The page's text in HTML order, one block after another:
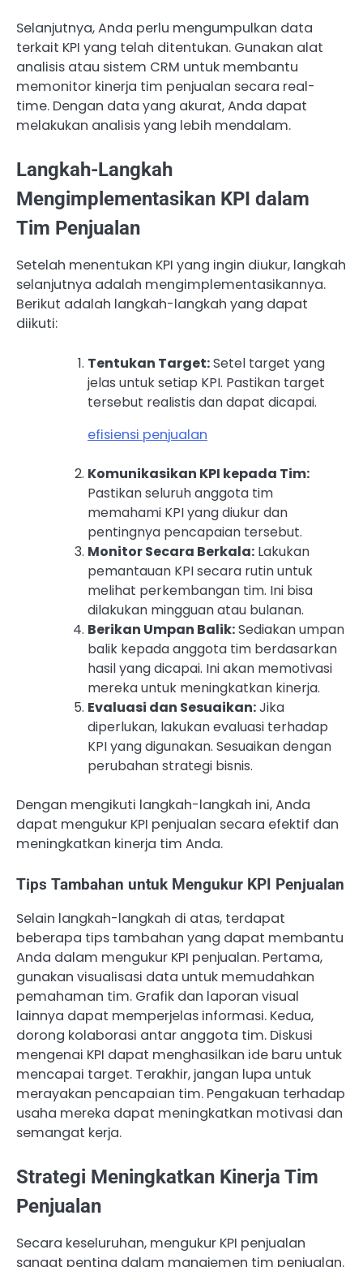
Selanjutnya, Anda perlu mengumpulkan data
terkait KPI yang telah ditentukan. Gunakan alat
analisis atau sistem CRM untuk membantu
memonitor kinerja tim penjualan secara real-
time. Dengan data yang akurat, Anda dapat
melakukan analisis yang lebih mendalam.
Langkah-Langkah
Mengimplementasikan KPI dalam
Tim Penjualan
Setelah menentukan KPI yang ingin diukur, langkah
selanjutnya adalah mengimplementasikannya.
Berikut adalah langkah-langkah yang dapat
diikuti:
Tentukan Target:Setel target yang
jelas untuk setiap KPI. Pastikan target
tersebut realistis dan dapat dicapai.
efisiensi penjualan
Komunikasikan KPI kepada Tim:
Pastikan seluruh anggota tim
memahami KPI yang diukur dan
pentingnya pencapaian tersebut.
Monitor Secara Berkala: Lakukan
pemantauan KPI secara rutin untuk
melihat perkembangan tim. Ini bisa
dilakukan mingguan atau bulanan.
Berikan Umpan Balik:Sediakan umpan
balik kepada anggota tim berdasarkan
hasil yang dicapai. Ini akan memotivasi
mereka untuk meningkatkan kinerja.
Evaluasi dan Sesuaikan:Jika
diperlukan, lakukan evaluasi terhadap
KPI yang digunakan. Sesuaikan dengan
perubahan strategi bisnis.
Dengan mengikuti langkah-langkah ini, Anda
dapat mengukur KPI penjualan secara efektif dan
meningkatkan kinerja tim Anda.
Tips Tambahan untuk Mengukur KPI Penjualan
Selain langkah-langkah di atas, terdapat
beberapa tips tambahan yang dapat membantu
Anda dalam mengukur KPI penjualan. Pertama,
gunakan visualisasi data untuk memudahkan
pemahaman tim. Grafik dan laporan visual
lainnya dapat memperjelas informasi. Kedua,
dorong kolaborasi antar anggota tim. Diskusi
mengenai KPI dapat menghasilkan ide baru untuk
mencapai target. Terakhir, jangan lupa untuk
merayakan pencapaian tim. Pengakuan terhadap
usaha mereka dapat meningkatkan motivasi dan
semangat kerja.
Strategi Meningkatkan Kinerja Tim
Penjualan
Secara keseluruhan, mengukur KPI penjualan
sangat penting dalam manajemen tim penjualan.